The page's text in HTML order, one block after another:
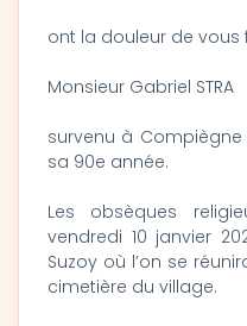
ont la douleur de
Monsieur Gabriel STRA
survenu à
sa 90e année.
Les obsèques
vendredi 10 janvier
Suzoy où l’on se
cimetière du village.